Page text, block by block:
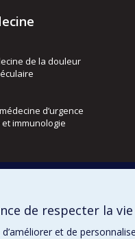
de la douleur
d’urgence
immunologie
de respecter la
et de